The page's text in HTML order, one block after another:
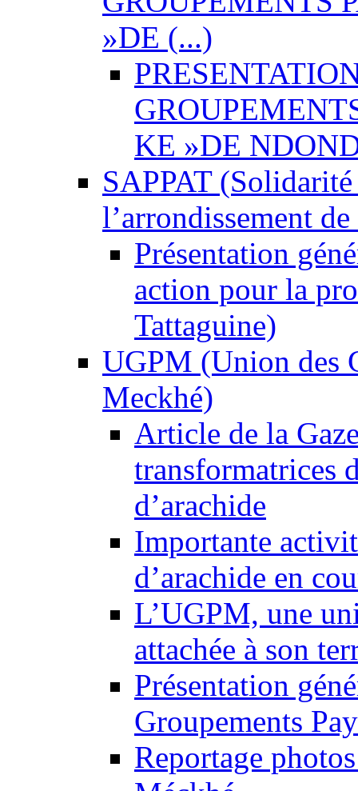
»DE (...)
KE »DE
SAPPAT
l’arrondissement
Présentation
action pour la
Tattaguine)
UGPM (Union des
Meckhé)
Article de la
transformatrices
d’arachide
Importante
d’arachide en
L’UGPM, une
attachée à son
Présentation
Groupements
Reportage